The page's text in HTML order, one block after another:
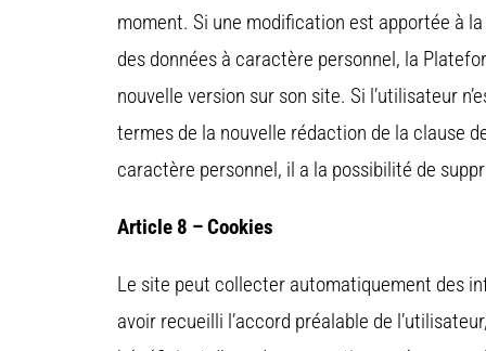
moment. Si une modification est apportée à
des données à caractère personnel, la
nouvelle version sur son site. Si l’utilisateur
termes de la nouvelle rédaction de la clause
caractère personnel, il a la possibilité de
Article 8 – Cookies
Le site peut collecter automatiquement des
avoir recueilli l’accord préalable de